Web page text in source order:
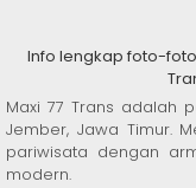
Info lengkap foto-
Maxi 77 Trans adalah
Jember, Jawa Timur.
pariwisata dengan
modern.